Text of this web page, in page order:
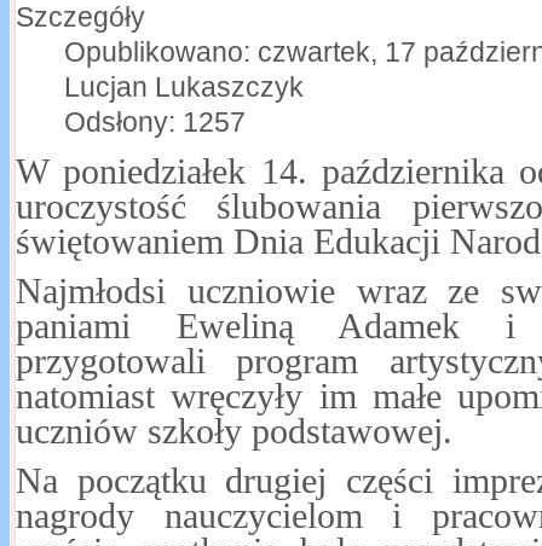
Szczegóły
Opublikowano: czwartek, 17
Lucjan Lukaszczyk
Odsłony: 1257
W poniedziałek 14. października
uroczystość ślubowania
świętowaniem Dnia Edukacji
Najmłodsi uczniowie wraz ze
paniami Eweliną Adamek i
przygotowali program
natomiast wręczyły im małe
uczniów szkoły podstawowej.
Na początku drugiej części
nagrody nauczycielom i